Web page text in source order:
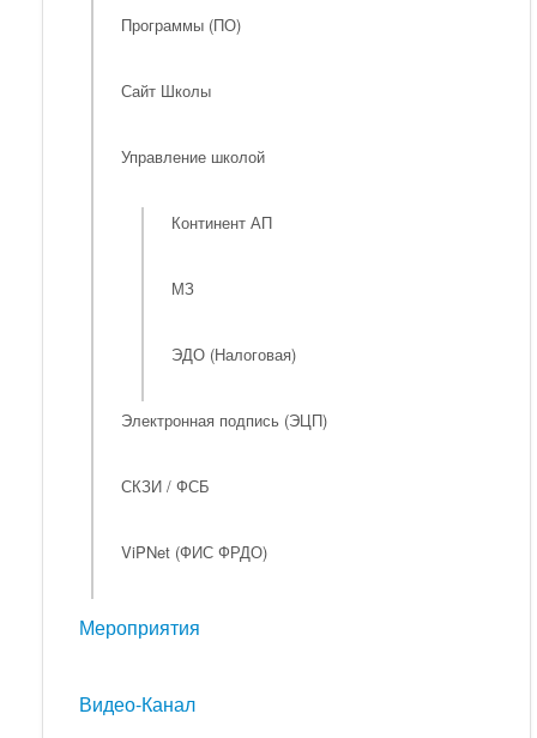
Программы (ПО)
Сайт Школы
Управление школой
Континент АП
МЗ
ЭДО (Налоговая)
Электронная подпись (ЭЦП)
СКЗИ / ФСБ
ViPNet (ФИС ФРДО)
Мероприятия
Видео-Канал